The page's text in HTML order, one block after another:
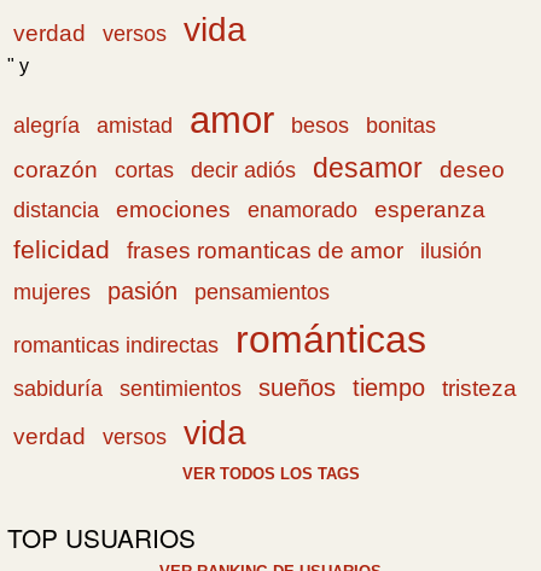
verdad
versos vida
" y
alegría amistad amor besos
bonitas
corazón
cortas decir adiós desamor deseo
distancia emociones enamorado esperanza
felicidad frases romanticas de amor
ilusión
mujeres
pasión pensamientos
romanticas indirectas románticas
sabiduría sentimientos sueños tiempo
tristeza
verdad
versos vida
VER TODOS LOS TAGS
TOP USUARIOS